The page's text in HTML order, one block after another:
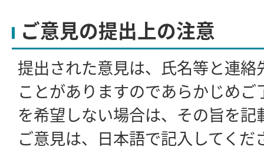
ご意見の提出上の注意
提出された意見は、氏名等と連絡
ことがありますのであらかじめ
を希望しない場合は、その旨を記
ご意見は、日本語で記入してくだ